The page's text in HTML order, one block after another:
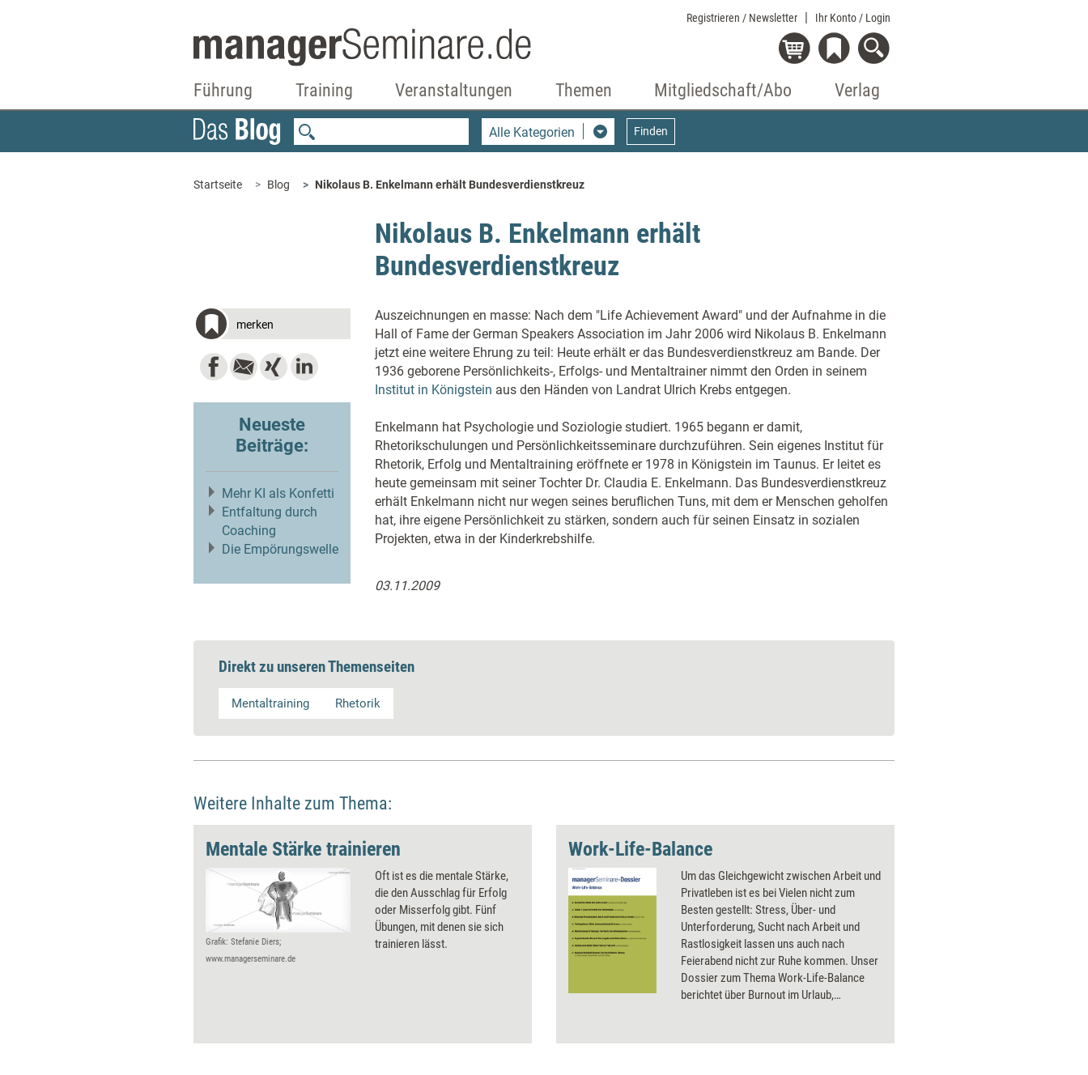
Registrieren / Newsletter Ihr Konto / Login
Führung Training Veranstaltungen Themen Mitgliedschaft/Abo Verlag
Alle Kategorien Finden
Startseite Blog Nikolaus B. Enkelmann erhält Bundesverdienstkreuz
Nikolaus B. Enkelmann erhält
Bundesverdienstkreuz
merken
Neueste
Beiträge:
Mehr KI als Konfetti
Entfaltung durch
Coaching
Die Empörungswelle
Auszeichnungen en masse: Nach dem "Life Achievement Award" und der Aufnahme in die
Hall of Fame der German Speakers Association im Jahr 2006 wird Nikolaus B. Enkelmann
jetzt eine weitere Ehrung zu teil: Heute erhält er das Bundesverdienstkreuz am Bande. Der
1936 geborene Persönlichkeits-, Erfolgs- und Mentaltrainer nimmt den Orden in seinem
Institut in Königstein aus den Händen von Landrat Ulrich Krebs entgegen.
Enkelmann hat Psychologie und Soziologie studiert. 1965 begann er damit,
Rhetorikschulungen und Persönlichkeitsseminare durchzuführen. Sein eigenes Institut für
Rhetorik, Erfolg und Mentaltraining eröffnete er 1978 in Königstein im Taunus. Er leitet es
heute gemeinsam mit seiner Tochter Dr. Claudia E. Enkelmann. Das Bundesverdienstkreuz
erhält Enkelmann nicht nur wegen seines beruflichen Tuns, mit dem er Menschen geholfen
hat, ihre eigene Persönlichkeit zu stärken, sondern auch für seinen Einsatz in sozialen
Projekten, etwa in der Kinderkrebshilfe.
03.11.2009
Direkt zu unseren Themenseiten
Mentaltraining Rhetorik
Weitere Inhalte zum Thema:
Mentale Stärke trainieren
Grafik: Stefanie Diers;
www.managerseminare.de
Oft ist es die mentale Stärke,
die den Ausschlag für Erfolg
oder Misserfolg gibt. Fünf
Übungen, mit denen sie sich
trainieren lässt.
Work-Life-Balance
Um das Gleichgewicht zwischen Arbeit und
Privatleben ist es bei Vielen nicht zum
Besten gestellt: Stress, Über- und
Unterforderung, Sucht nach Arbeit und
Rastlosigkeit lassen uns auch nach
Feierabend nicht zur Ruhe kommen. Unser
Dossier zum Thema Work-Life-Balance
berichtet über Burnout im Urlaub,
Lebenszufriedenheit trainiert werden kann.